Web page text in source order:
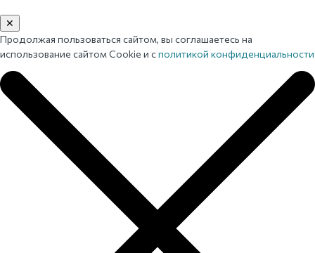
✕
Продолжая пользоваться сайтом, вы соглашаетесь на
использование сайтом Cookie и сполитикой конфиденциальности